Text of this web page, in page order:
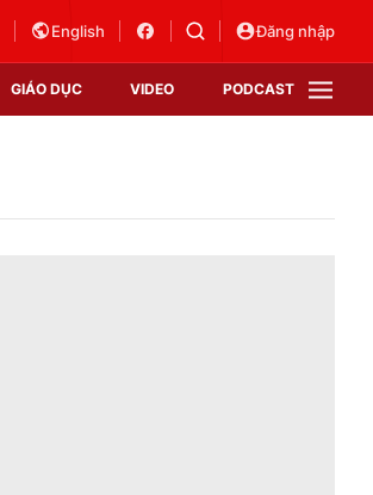
English Đăng nhập
GIÁO DỤC VIDEO PODCAST
VTV Sức khoẻ